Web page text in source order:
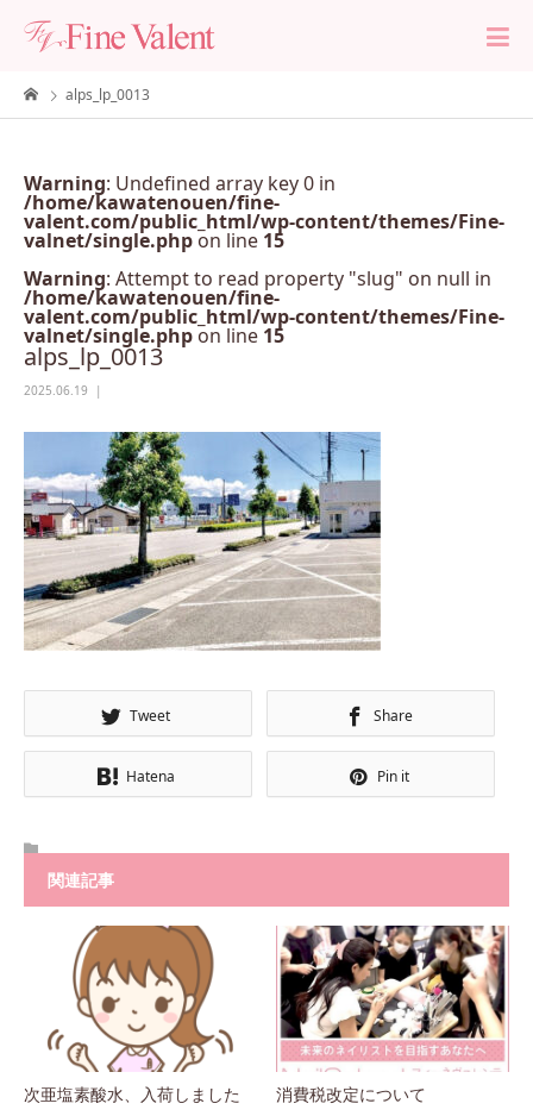
alps_lp_0013
Warning: Undefined array key 0 in
/home/kawatenouen/fine-
valent.com/public_html/wp-content/themes/Fine-
valnet/single.phpon line 15
Warning: Attempt to read property "slug" on null in
/home/kawatenouen/fine-
valent.com/public_html/wp-content/themes/Fine-
valnet/single.phpon line 15
alps_lp_0013
2025.06.19
Tweet Share
Hatena Pin it
関連記事
次亜塩素酸水、入荷しました 消費税改定について